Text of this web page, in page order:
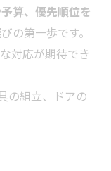
算、優先順位を
の第一歩です。
対応が期待でき
の組立、ドアの